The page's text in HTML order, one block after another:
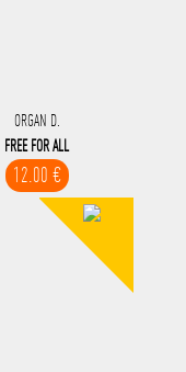
ORGAN D.
FREE FOR ALL
12.00 €